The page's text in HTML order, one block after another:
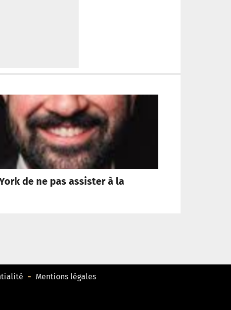
de ne pas assister à la
Mentions légales